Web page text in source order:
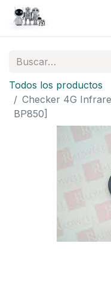
Todos los productos
Checker 4G
BP850]